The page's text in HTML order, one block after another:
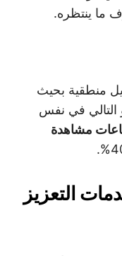
ما ينتظره.
منطقية بحيث
التالي في نفس
مشاهدة
التعزيز